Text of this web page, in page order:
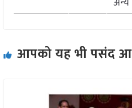
आपको यह भी पसंद